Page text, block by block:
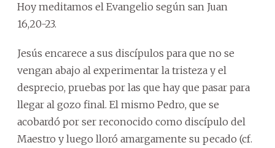
Hoy meditamos el Evangelio según san Juan
16,20-23.
Jesús encarece a sus discípulos para que no se
vengan abajo al experimentar la tristeza y el
desprecio, pruebas por las que hay que pasar para
llegar al gozo final. El mismo Pedro, que se
acobardó por ser reconocido como discípulo del
Maestro y luego lloró amargamente su pecado (cf.